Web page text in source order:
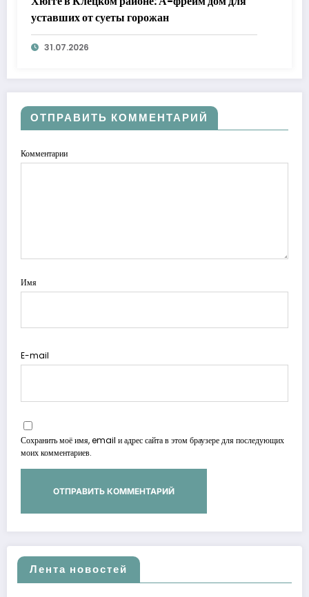
уставших от суеты горожан
31.07.2026
ОТПРАВИТЬ КОММЕНТАРИЙ
Комментарии
Имя
E-mail
Сохранить моё имя, email и адрес сайта в этом браузере для последующих
моих комментариев.
Лента новостей